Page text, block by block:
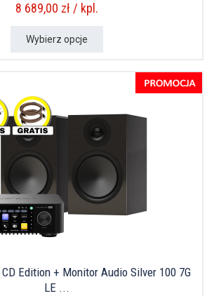
8 689,00 zł / kpl.
Wybierz opcje
Edition + Monitor Audio Silver 100 7G
LE ...